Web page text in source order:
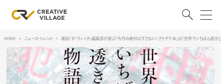
ACCOUNT
ログイン 会員登録
HOME ニュース・トレンド 雑誌「ダ・ヴィンチ」編集部が選ぶ「今月の絶対はずさない！プラチナ本」は『世界でいちばん